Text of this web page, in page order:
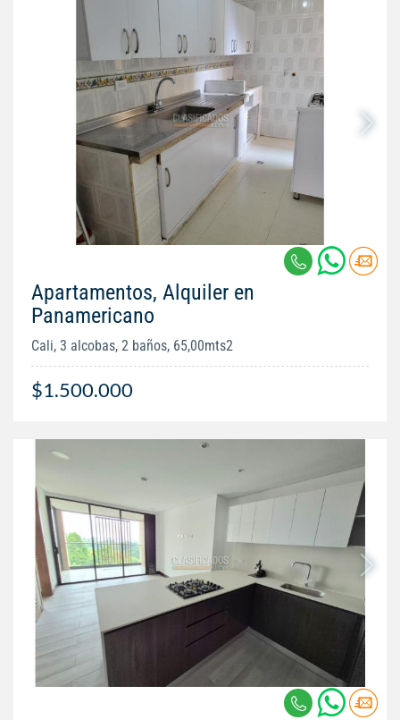
Apartamentos, Alquiler en
Panamericano
Cali, 3 alcobas, 2 baños, 65,00mts2
$1.500.000